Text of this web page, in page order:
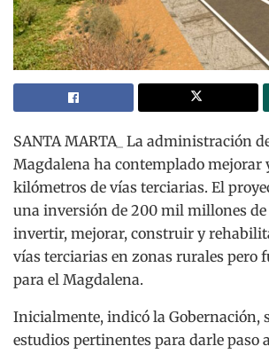
SANTA MARTA_ La administración
Magdalena ha contemplado mejorar
kilómetros de vías terciarias. El
una inversión de 200 mil millones de
invertir, mejorar, construir y
vías terciarias en zonas rurales pero
para el Magdalena.
Inicialmente, indicó la Gobernación,
estudios pertinentes para darle paso